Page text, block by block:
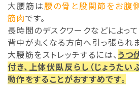
大腰筋は腰の骨と股関節をお腹
筋肉です。
長時間のデスクワークなどによっ
背中が丸くなる方向へ引っ張られま
大腰筋をストレッチするには、 うつ
付き、上体伏臥反らし（じょうたい
動作をすることがおすすめです。